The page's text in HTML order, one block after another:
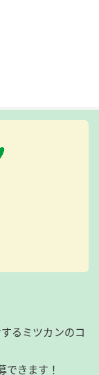
るミツカンのコ
きます！